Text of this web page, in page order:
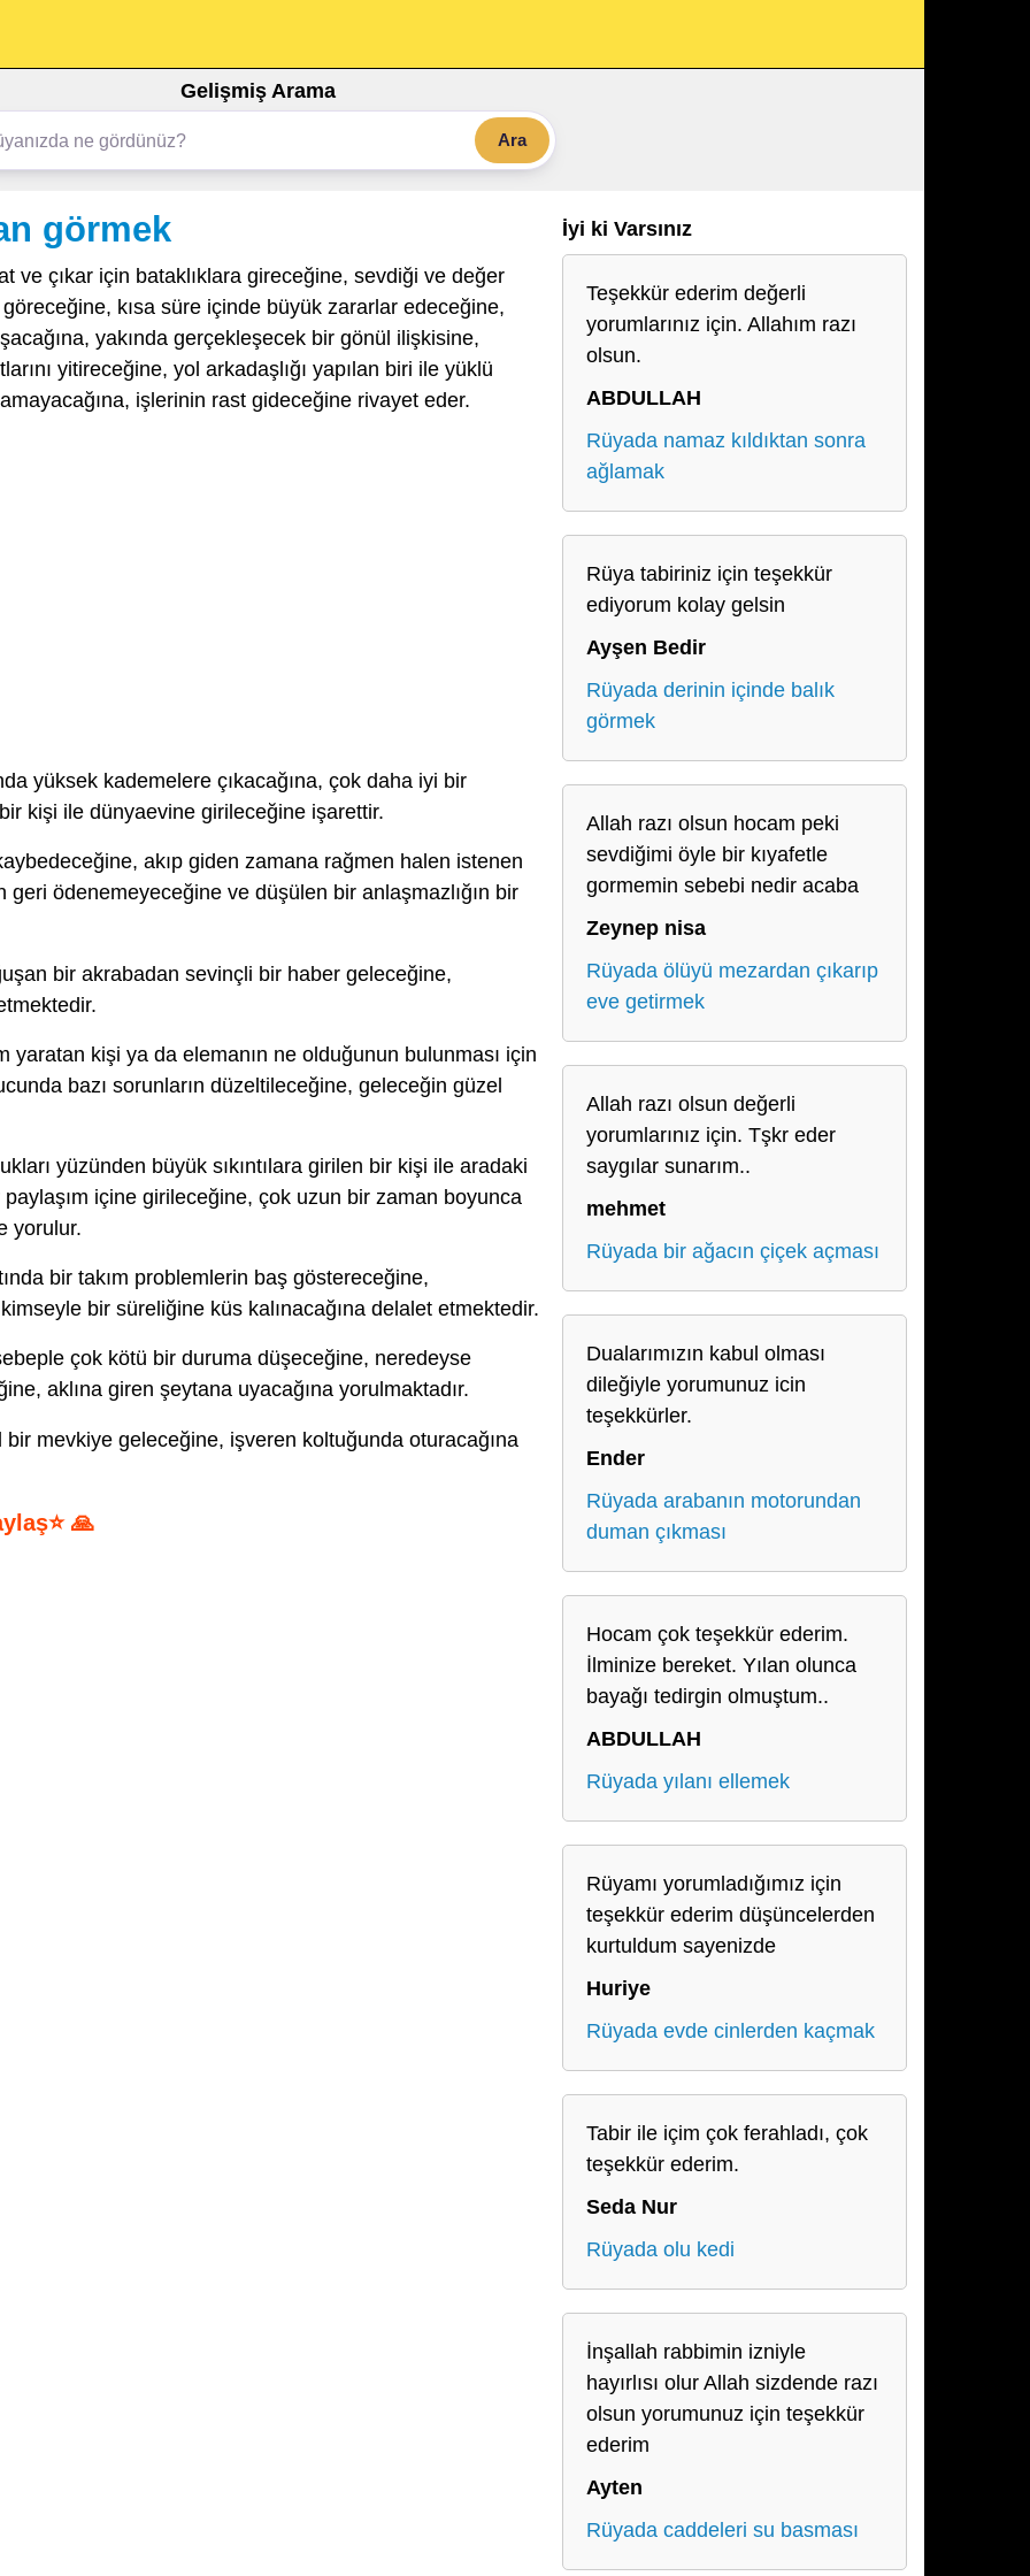
Gelişmiş Arama
Ara
görmek
ve çıkar için bataklıklara gireceğine, sevdiği ve değer
kısa süre içinde büyük zararlar edeceğine,
yakında gerçekleşecek bir gönül ilişkisine,
yitireceğine, yol arkadaşlığı yapılan biri ile yüklü
işlerinin rast gideceğine rivayet eder.
yüksek kademelere çıkacağına, çok daha iyi bir
kişi ile dünyaevine girileceğine işarettir.
akıp giden zamana rağmen halen istenen
geri ödenemeyeceğine ve düşülen bir anlaşmazlığın bir
bir akrabadan sevinçli bir haber geleceğine,
yaratan kişi ya da elemanın ne olduğunun bulunması için
bazı sorunların düzeltileceğine, geleceğin güzel
yüzünden büyük sıkıntılara girilen bir kişi ile aradaki
içine girileceğine, çok uzun bir zaman boyunca
yorulur.
bir takım problemlerin baş göstereceğine,
bir süreliğine küs kalınacağına delalet etmektedir.
çok kötü bir duruma düşeceğine, neredeyse
aklına giren şeytana uyacağına yorulmaktadır.
mevkiye geleceğine, işveren koltuğunda oturacağına
🙏
İyi ki Varsınız
Teşekkür ederim değerli
yorumlarınız için. Allahım razı
olsun.
ABDULLAH
Rüyada namaz kıldıktan sonra
ağlamak
Rüya tabiriniz için teşekkür
ediyorum kolay gelsin
Ayşen Bedir
Rüyada derinin içinde balık
görmek
Allah razı olsun hocam peki
sevdiğimi öyle bir kıyafetle
gormemin sebebi nedir acaba
Zeynep nisa
Rüyada ölüyü mezardan çıkarıp
eve getirmek
Allah razı olsun değerli
yorumlarınız için. Tşkr eder
saygılar sunarım..
mehmet
Rüyada bir ağacın çiçek açması
Dualarımızın kabul olması
dileğiyle yorumunuz icin
teşekkürler.
Ender
Rüyada arabanın motorundan
duman çıkması
Hocam çok teşekkür ederim.
İlminize bereket. Yılan olunca
bayağı tedirgin olmuştum..
ABDULLAH
Rüyada yılanı ellemek
Rüyamı yorumladığımız için
teşekkür ederim düşüncelerden
kurtuldum sayenizde
Huriye
Rüyada evde cinlerden kaçmak
Tabir ile içim çok ferahladı, çok
teşekkür ederim.
Seda Nur
Rüyada olu kedi
İnşallah rabbimin izniyle
hayırlısı olur Allah sizdende razı
olsun yorumunuz için teşekkür
ederim
Ayten
Rüyada caddeleri su basması